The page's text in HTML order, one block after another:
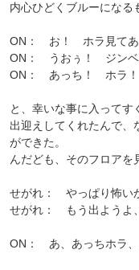
内心ひどくブルーになる
ON： お！ ホラ見てあ
ON： うおぅ！ ジンベ
ON： あっち！ ホラ！
と、幸いな事に入って
出迎えしてくれたんで、
ができた。
んだども、そのフロアを
せがれ： やっぱり怖い
せがれ： もう出ようよ
ON： あ、あっちホラ、